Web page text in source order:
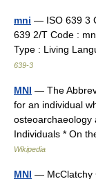
mni — ISO 639 3
639 2/T Code :
Type : Living
639-3
MNI — The
for an individual
osteoarchaeology
Individuals * On
Wikipedia
MNI — McClatchy